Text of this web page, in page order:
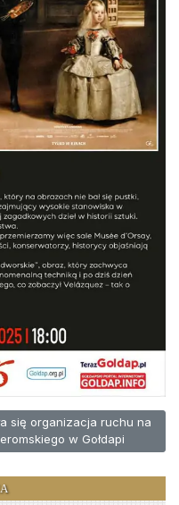
w Gołdapi i Grabowie
strona: Zmieniła się
się organizacja ruchu na
w Gołdapi